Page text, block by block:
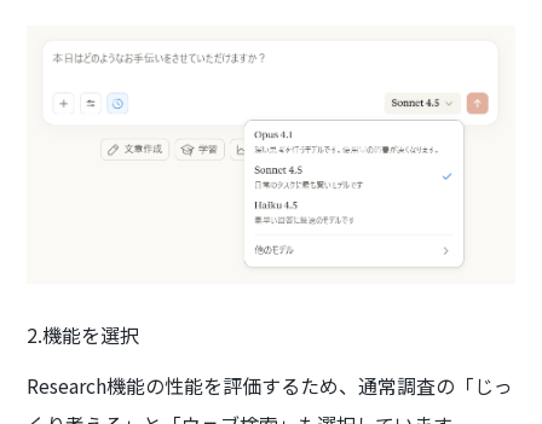
2.機能を選択
Research機能の性能を評価するため、通常調査の「じっ